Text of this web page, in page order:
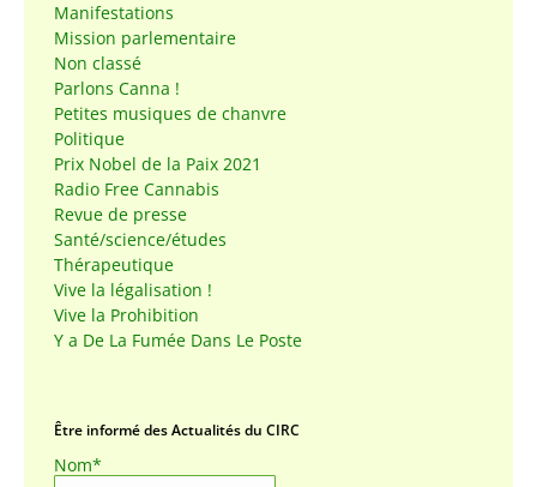
Manifestations
Mission parlementaire
Non classé
Parlons Canna !
Petites musiques de chanvre
Politique
Prix Nobel de la Paix 2021
Radio Free Cannabis
Revue de presse
Santé/science/études
Thérapeutique
Vive la légalisation !
Vive la Prohibition
Y a De La Fumée Dans Le Poste
Être informé des Actualités du CIRC
Nom*